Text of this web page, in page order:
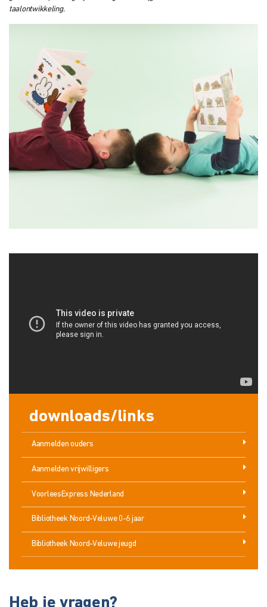
taalontwikkeling.
downloads/links
Aanmelden ouders
Aanmelden vrijwilligers
VoorleesExpress Nederland
Bibliotheek Noord-Veluwe 0-6 jaar
Bibliotheek Noord-Veluwe jeugd
Heb je vragen?